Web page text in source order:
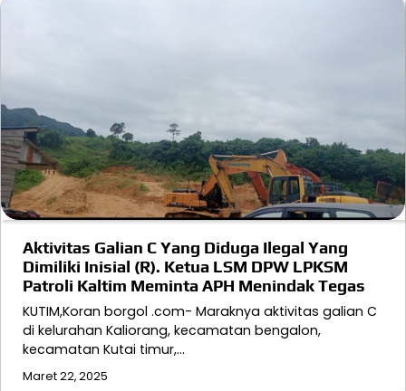
Aktivitas Galian C Yang Diduga Ilegal Yang
Dimiliki Inisial (R). Ketua LSM DPW LPKSM
Patroli Kaltim Meminta APH Menindak Tegas
KUTIM,Koran borgol .com- Maraknya aktivitas galian C
di kelurahan Kaliorang, kecamatan bengalon,
kecamatan Kutai timur,…
Maret 22, 2025